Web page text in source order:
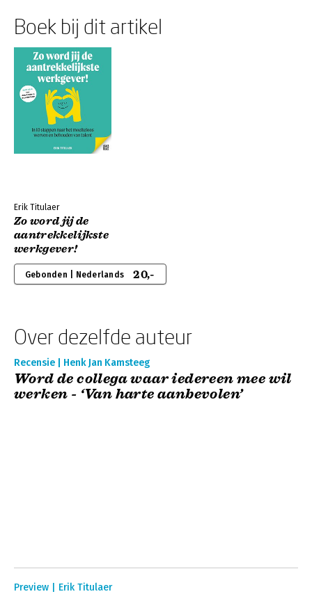
Boek bij dit artikel
Erik Titulaer
Zo word jij de
aantrekkelijkste
werkgever!
Gebonden | Nederlands 20,-
Over dezelfde auteur
Recensie | Henk Jan Kamsteeg
Word de collega waar iedereen mee wil
werken - ‘Van harte aanbevolen’
Preview | Erik Titulaer